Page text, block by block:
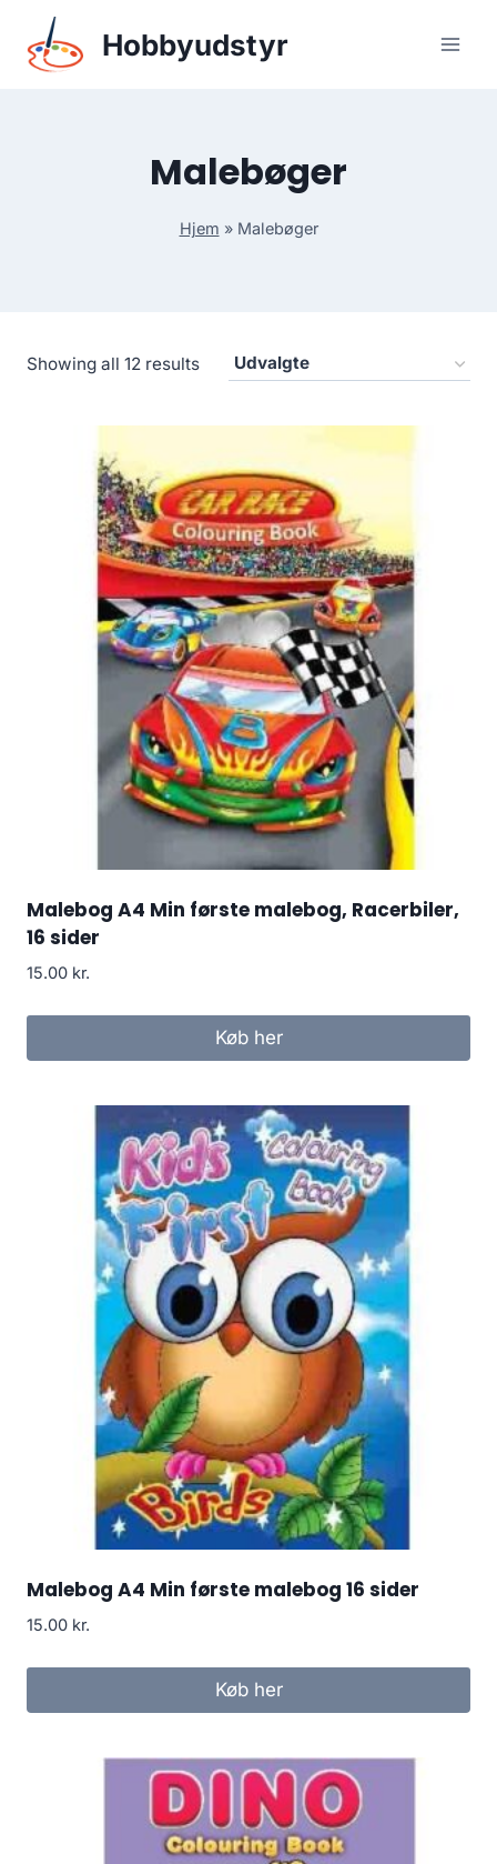
content
Hobbyudstyr
Malebøger
Hjem » Malebøger
Showing all 12 results
Malebog A4 Min første malebog, Racerbiler,
16 sider
15.00 kr.
Køb her
Malebog A4 Min første malebog 16 sider
15.00 kr.
Køb her